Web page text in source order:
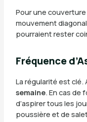
Pour une
mouvement
pourraient rester
Fréquence
La régularité est clé.
semaine. En cas de
d’aspirer tous les
poussière et de